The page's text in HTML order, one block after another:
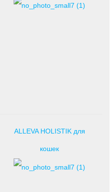
ALLEVA HOLISTIK для
кошек